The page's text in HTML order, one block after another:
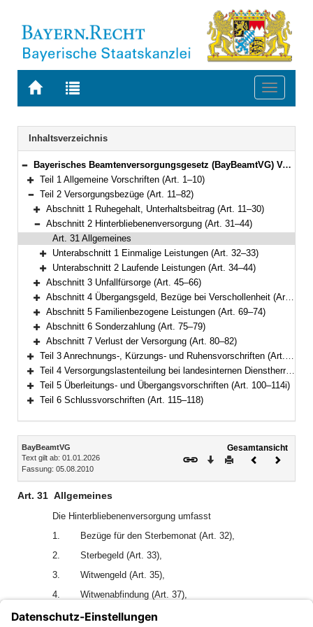
Zur
BAYERN.RECHT
Zur
letzten
Suche
Toggle
Navigation
Inhaltsverzeichnis
Bereich reduzieren
Bayerisches Beamtenversorgungsgesetz (BayBeamtVG) Vom 5. August 2010 (GVBl. S. 410, 528, 764) BayRS 2033-1-1-F (Art. 1–118)
Bereich erweitern
Teil 1 Allgemeine Vorschriften (Art. 1–10)
Bereich reduzieren
Teil 2 Versorgungsbezüge (Art. 11–82)
Bereich erweitern
Abschnitt 1 Ruhegehalt, Unterhaltsbeitrag (Art. 11–30)
Bereich reduzieren
Abschnitt 2 Hinterbliebenenversorgung (Art. 31–44)
Art. 31 Allgemeines
Bereich erweitern
Unterabschnitt 1 Einmalige Leistungen (Art. 32–33)
Bereich erweitern
Unterabschnitt 2 Laufende Leistungen (Art. 34–44)
Bereich erweitern
Abschnitt 3 Unfallfürsorge (Art. 45–66)
Bereich erweitern
Abschnitt 4 Übergangsgeld, Bezüge bei Verschollenheit (Art. 67–68)
Bereich erweitern
Abschnitt 5 Familienbezogene Leistungen (Art. 69–74)
Bereich erweitern
Abschnitt 6 Sonderzahlung (Art. 75–79)
Bereich erweitern
Abschnitt 7 Verlust der Versorgung (Art. 80–82)
Bereich erweitern
Teil 3 Anrechnungs-, Kürzungs- und Ruhensvorschriften (Art. 83–93)
Bereich erweitern
Teil 4 Versorgungslastenteilung bei landesinternen Dienstherrenwechseln (Art. 94–99a)
Bereich erweitern
Teil 5 Überleitungs- und Übergangsvorschriften (Art. 100–114i)
Teil 6 Schlussvorschriften (Art. 115–118)
Inhalt
BayBeamtVG
Text gilt ab: 01.01.2026
Fassung: 05.08.2010
Gesamtansicht
Download
DruckenVorheriges
Art. 31 Allgemeines
Die Hinterbliebenenversorgung umfasst
1.
Bezüge für den Sterbemonat (Art. 32),
2.
Sterbegeld (Art. 33),
3.
Witwengeld (Art. 35),
4.
Witwenabfindung (Art. 37),
5.
Waisengeld (Art. 39),